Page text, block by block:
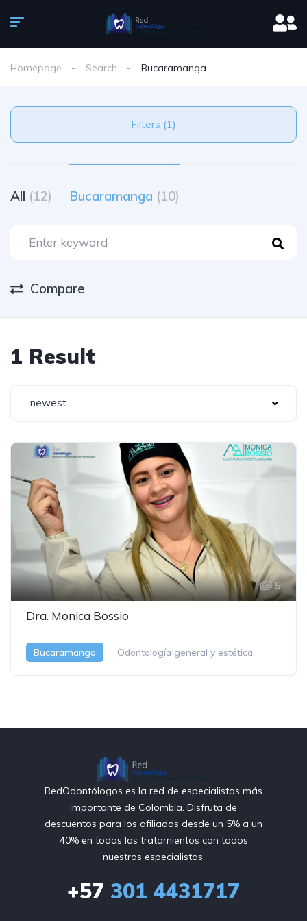
Homepage Search Bucaramanga
Filters (1)
All (12) Bucaramanga (10)
Compare
1 Result
newest
5
Dra. Monica Bossio
Bucaramanga Odontología general y estética
RedOdontólogos es la red de especialistas más
importante de Colombia. Disfruta de
descuentos para los afiliados desde un 5% a un
40% en todos los tratamientos con todos
nuestros especialistas.
+57 301 4431717